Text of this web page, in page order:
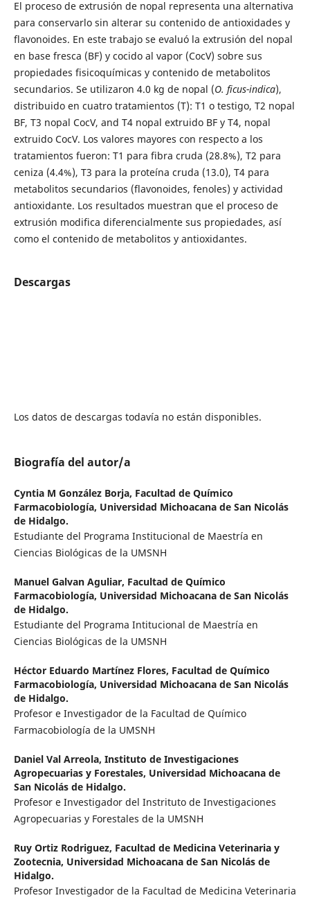
El proceso de extrusión de nopal representa una alternativa
para conservarlo sin alterar su contenido de antioxidades y
flavonoides. En este trabajo se evaluó la extrusión del nopal
en base fresca (BF) y cocido al vapor (CocV) sobre sus
propiedades fisicoquímicas y contenido de metabolitos
secundarios. Se utilizaron 4.0 kg de nopal (O. ficus-indica),
distribuido en cuatro tratamientos (T): T1 o testigo, T2 nopal
BF, T3 nopal CocV, and T4 nopal extruido BF y T4, nopal
extruido CocV. Los valores mayores con respecto a los
tratamientos fueron: T1 para fibra cruda (28.8%), T2 para
ceniza (4.4%), T3 para la proteína cruda (13.0), T4 para
metabolitos secundarios (flavonoides, fenoles) y actividad
antioxidante. Los resultados muestran que el proceso de
extrusión modifica diferencialmente sus propiedades, así
como el contenido de metabolitos y antioxidantes.
Descargas
Los datos de descargas todavía no están disponibles.
Biografía del autor/a
Cyntia M González Borja, Facultad de Químico
Farmacobiología, Universidad Michoacana de San Nicolás
de Hidalgo.
Estudiante del Programa Institucional de Maestría en
Ciencias Biológicas de la UMSNH
Manuel Galvan Aguliar, Facultad de Químico
Farmacobiología, Universidad Michoacana de San Nicolás
de Hidalgo.
Estudiante del Programa Intitucional de Maestría en
Ciencias Biológicas de la UMSNH
Héctor Eduardo Martínez Flores, Facultad de Químico
Farmacobiología, Universidad Michoacana de San Nicolás
de Hidalgo.
Profesor e Investigador de la Facultad de Químico
Farmacobiología de la UMSNH
Daniel Val Arreola, Instituto de Investigaciones
Agropecuarias y Forestales, Universidad Michoacana de
San Nicolás de Hidalgo.
Profesor e Investigador del Instrituto de Investigaciones
Agropecuarias y Forestales de la UMSNH
Ruy Ortiz Rodriguez, Facultad de Medicina Veterinaria y
Zootecnia, Universidad Michoacana de San Nicolás de
Hidalgo.
Profesor Investigador de la Facultad de Medicina Veterinaria